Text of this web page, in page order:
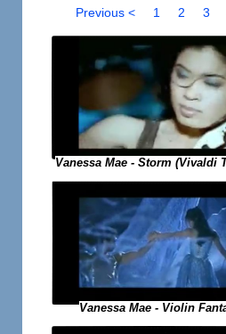
Previous < 1 2 3
Vanessa Mae - Storm (Vivaldi
Vanessa Mae - Violin